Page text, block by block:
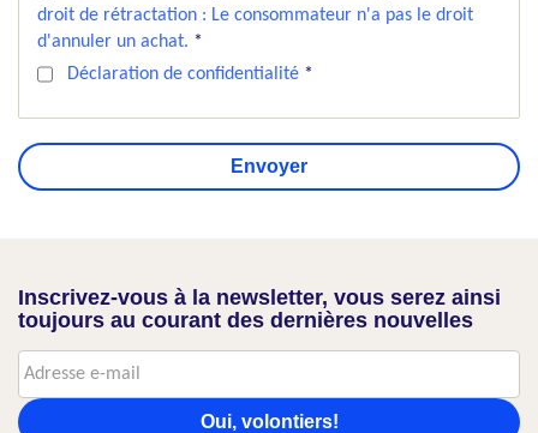
droit de rétractation : Le consommateur n'a pas le droit
d'annuler un achat. *
Déclaration de confidentialité *
Envoyer
Inscrivez-vous à la newsletter, vous serez ainsi
toujours au courant des dernières nouvelles
Oui, volontiers!